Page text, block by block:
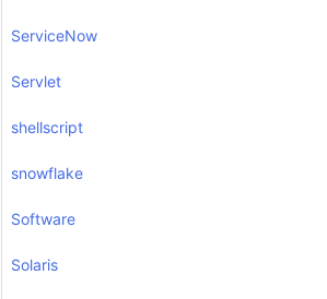
ServiceNow
Servlet
shellscript
snowflake
Software
Solaris